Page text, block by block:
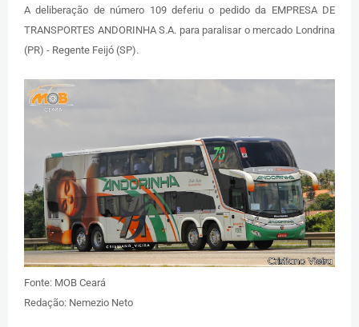
A deliberação de número 109 deferiu o pedido da EMPRESA DE
TRANSPORTES ANDORINHA S.A. para paralisar o mercado Londrina
(PR) - Regente Feijó (SP).
Fonte: MOB Ceará
Redação: Nemezio Neto